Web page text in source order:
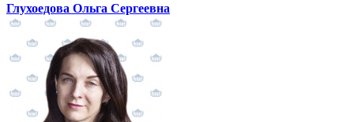
Глухоедова Ольга Сергеевна